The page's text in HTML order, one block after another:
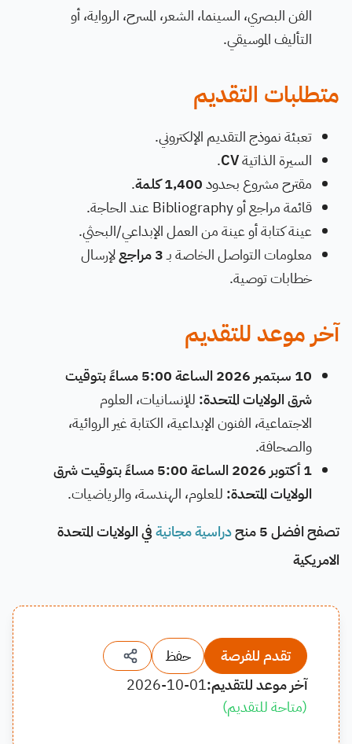
الفن البصري، السينما، الشعر، المسرح، الرواية، أو
التأليف الموسيقي.
متطلبات التقديم
تعبئة نموذج التقديم الإلكتروني.
السيرة الذاتيةCV
.
مقترح مشروع بحدود1,400 كلمة
.
قائمة مراجع أو Bibliography عند الحاجة.
عينة كتابة أو عينة من العمل الإبداعي/البحثي.
معلومات التواصل الخاصة بـ3 مراجع
لإرسال
خطابات توصية.
آخر موعد للتقديم
10 سبتمبر 2026 الساعة 5:00 مساءً بتوقيت
شرق الولايات المتحدة: للإنسانيات، العلوم
الاجتماعية، الفنون الإبداعية، الكتابة غير الروائية،
والصحافة.
1 أكتوبر 2026 الساعة 5:00 مساءً بتوقيت شرق
الولايات المتحدة: للعلوم، الهندسة، والرياضيات.
تصفحافضل 5 منح دراسية مجانيةفي الولايات المتحدة
الامريكية
تقدم للفرصة
حفظ
آخر موعد للتقديم:2026-10-01
(متاحة للتقديم)